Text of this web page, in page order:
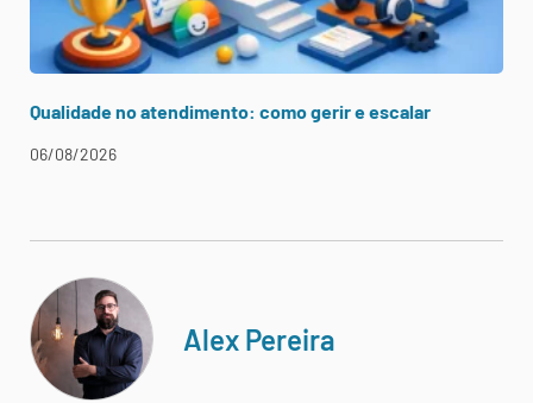
Qualidade no atendimento: como gerir e escalar
06/08/2026
Alex Pereira